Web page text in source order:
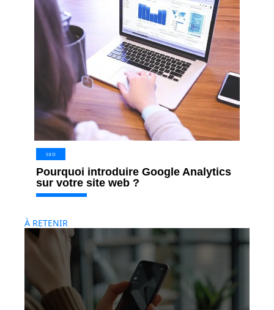
SEO
Pourquoi introduire Google Analytics
sur votre site web ?
À RETENIR